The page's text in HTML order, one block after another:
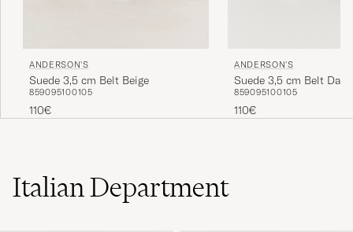
ANDERSON'S
Suede 3,5 cm Belt Beige
859095100105
110€
ANDERSON'S
Suede 3,5 cm Belt
859095100105
110€
Italian Department